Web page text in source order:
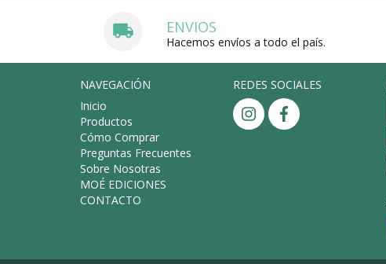
ENVIOS
Hacemos envíos a todo el país.
NAVEGACIÓN
Inicio
Productos
Cómo Comprar
Preguntas Frecuentes
Sobre Nosotras
MOÉ EDICIONES
CONTACTO
REDES SOCIALES